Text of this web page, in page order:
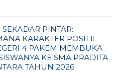
PINTAR:
KARAKTER POSITIF
4 PAKEM MEMBUKA
KE SMA PRADITA
TAHUN 2026